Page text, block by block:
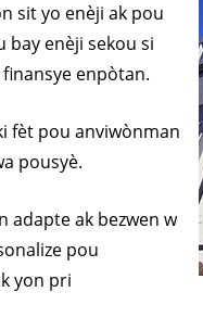
SERI V 94-
sit yo enèji ak pou
bay enèji sekou si
enpòtan.
fèt pou anviwònman
pousyè.
adapte ak bezwen w
pou
yon pri